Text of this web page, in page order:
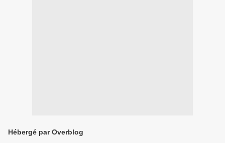
Hébergé par Overblog